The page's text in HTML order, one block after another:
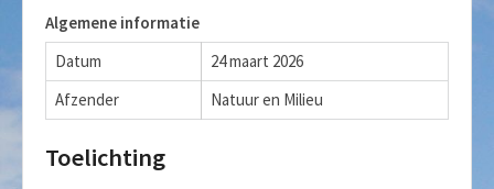
Algemene informatie
Datum
24 maart 2026
Afzender
Natuur en Milieu
Toelichting